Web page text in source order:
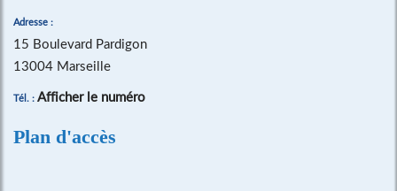
Adresse :
15 Boulevard Pardigon
13004 Marseille
Tél. : Afficher le numéro
Plan d'accès